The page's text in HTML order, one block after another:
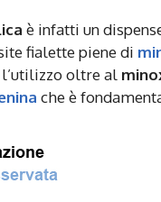
è infatti un
fialette piene di
oltre al
che è